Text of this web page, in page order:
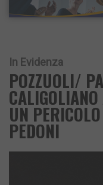
In Evidenza
POZZUOLI/
UN
PEDONI